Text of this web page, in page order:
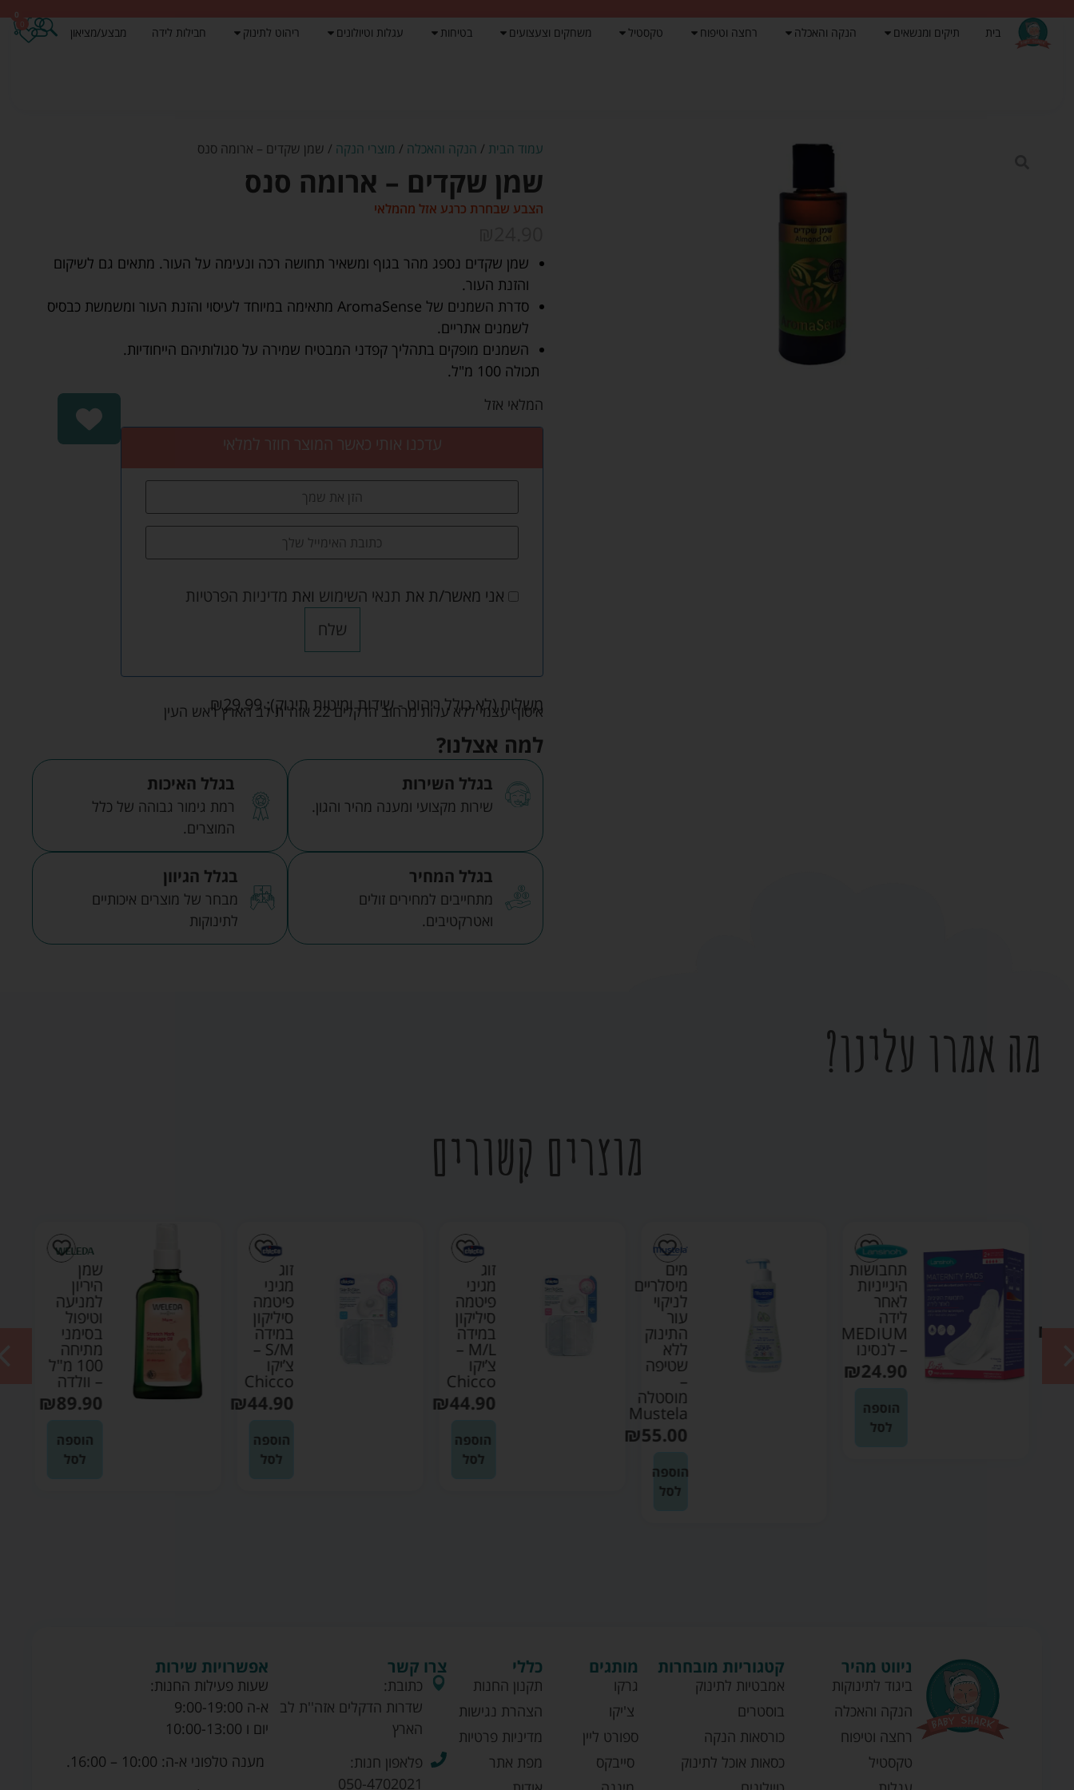
בית תיקים ומנשאים הנקה והאכלה רחצה וטיפוח טקסטיל משחקים וצעצועים בטיחות עגלות וטיולונים ריהוט לתינוק חבילות לידה מבצע/מציאון
0
עמוד הבית / הנקה והאכלה / מוצרי הנקה / שמן שקדים – ארומה סנס
שמן שקדים – ארומה סנס
הצבע שבחרת כרגע אזל מהמלאי
שמן שקדים נספג מהר בגוף ומשאיר תחושה רכה ונעימה על העור. מתאים גם לשיקום
והזנת העור.
סדרת השמנים של AromaSense מתאימה במיוחד לעיסוי והזנת העור ומשמשת כבסיס
לשמנים אתריים.
השמנים מופקים בתהליך קפדני המבטיח שמירה על סגולותיהם הייחודיות.
תכולה 100 מ"ל.
המלאי אזל
עדכנו אותי כאשר המוצר חוזר למלאי
אני מאשר/ת את תנאי השימוש ואת מדיניות הפרטיות
שלח
משלוח (לא כולל ריהוט - שידות ומיטות תינוק): ₪29.99 איסוף עצמי ללא עלות מרחוב הדקלים 22 אזה"ת לב הארץ ראש העין
למה אצלנו?
בגלל השירות
שירות מקצועי ומענה מהיר והגון.
בגלל האיכות
רמת גימור גבוהה של כלל
המוצרים.
בגלל המחיר
מתחייבים למחירים זולים
ואטרקטיבים.
בגלל הגיוון
מבחר של מוצרים איכותיים
לתינוקות
מה אמרו עלינו?
מוצרים קשורים
תחבושות
היגייניות
לאחר
לידה
MEDIUM
– לנסינו
₪24.90
הוספה
לסל
מים
מיסלריים
לניקוי
עור
התינוק
ללא
שטיפה
–
מוסטלה
Mustela
₪55.00
הוספה
לסל
זוג
מגיני
פיטמה
סיליקון
במידה
M/L –
צ’יקו
Chicco
₪44.90
הוספה
לסל
זוג
מגיני
פיטמה
סיליקון
במידה
S/M –
צ’יקו
Chicco
₪44.90
הוספה
לסל
שמן
היריון
למניעה
וטיפול
בסימני
מתיחה
100 מ"ל
– וולדה
₪89.90
הוספה
לסל
ניווט מהיר
ביגוד לתינוקות
הנקה והאכלה
רחצה וטיפוח
טקסטיל
קטגוריות מובחרות
אמבטיות לתינוק
בוסטרים
כורסאות הנקה
כסאות אוכל לתינוק
מותגים
גרקו
צ'יקו
ספורט ליין
סייבקס
כללי
תקנון החנות
הצהרת נגישות
מדיניות פרטיות
מפת אתר
צרו קשר
כתובת:
שדרות הדקלים אזה''ת לב
הארץ
פלאפון חנות:
050-4702021
אפשרויות שירות
שעות פעילות החנות:
א-ה 9:00-19:00
יום ו 10:00-13:00
מענה טלפוני א-ה: 10:00 – 16:00.